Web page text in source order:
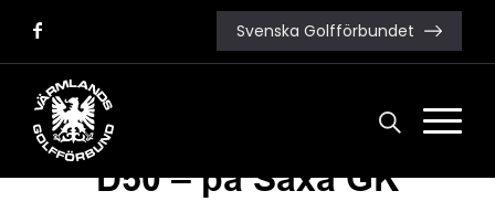
Svenska Golfförbundet
D50 – på Saxå GK